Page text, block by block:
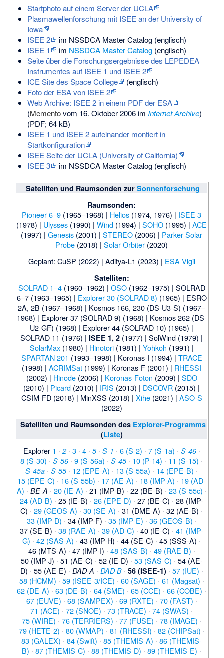
Startphoto auf einem Server der UCLA
Plasmawellenforschung mit ISEE an der University of
Iowa
ISEE 2
im NSSDCA Master Catalog (englisch)
ISEE 1
im NSSDCA Master Catalog(englisch)
Seite über die Forschungsergebnisse des LEPEDEA
Instrumentes auf ISEE 1 und ISEE 2
ICE Site des Space College
(englisch)
Foto der ESA von ISEE 2
Web Archive: ISEE 2 in einem PDF der ESA
(Mementovom 16. Oktober 2006 im Internet Archive)
(PDF; 64 kB)
ISEE 1 und ISEE 2 aufeinander montiert in
Startkonfiguration
ISEE Seite der UCLA (University of California)
ISEE 3
im NSSDCA Master Catalog (englisch)
Satelliten und Raumsonden zur Sonnenforschung
Raumsonden:
Pioneer 6–9 (1965–1968) | Helios (1974, 1976) | ISEE 3
(1978) | Ulysses (1990) |Wind (1994) |SOHO (1995) |ACE
(1997) |Genesis (2001) |STEREO (2006) | Parker Solar
Probe (2018) |Solar Orbiter (2020)
Geplant: CuSP (2022) | Aditya-L1 (2023) | ESA Vigil
Satelliten:
SOLRAD 1–4(1960–1962) | OSO(1962–1975) | SOLRAD
6–7(1963–1965) | Explorer 30 (SOLRAD 8) (1965) | ESRO
2A, 2B (1967–1968) | Kosmos 166, 230 (DS-U3-S) (1967–
1968) | Explorer 37 (SOLRAD 9) (1968) | Kosmos 262 (DS-
U2-GF) (1968) | Explorer 44 (SOLRAD 10) (1965) |
SOLRAD 11 (1976) | ISEE 1, 2 (1977) |SolWind (1979) |
SolarMax(1980) | Hinotori(1981) | Yohkoh (1991) |
SPARTAN 201 (1993–1998) | Koronas-I (1994) | TRACE
(1998) |ACRIMSat (1999) | Koronas-F (2001) | RHESSI
(2002) | Hinode(2006) | Koronas-Foton (2009) | SDO
(2010) | Picard (2010) | IRIS (2013) | DSCOVR (2015) |
CSIM-FD(2018) | MinXSS (2018) | Xihe(2021) | ASO-S
(2022)
Satelliten und Raumsonden des Explorer-Programms
(Liste)
Explorer 1 · 2· 3· 4· 5· S-1 · 6 (S-2) · 7 (S-1a) · S-46·
8 (S-30) ·S-56 ·9 (S-56a) ·S-45· 10 (P-14) · 11 (S-15) ·
S-45a ·S-55· 12 (EPE-A) · 13 (S-55a) · 14 (EPE-B) ·
15 (EPE-C) · 16 (S-55b) · 17 (AE-A) · 18 (IMP-A) · 19 (AD-
A) · BE-A · 20 (IE-A) · 21 (IMP-B) · 22 (BE-B) · 23 (S-55c) ·
24 (AD-B) ·25 (IE-B) ·26 (EPE-D) ·27 (BE-C) ·28 (IMP-
C) ·29 (GEOS-A) ·30 (SE-A) ·31 (DME-A) ·32 (AE-B) ·
33 (IMP-D) · 34 (IMP-F) · 35 (IMP-E) · 36 (GEOS-B) ·
37 (SE-B) ·38 (RAE-A) ·39 (AD-C) ·40 (IE-C) ·41 (IMP-
G) ·42 (SAS-A) ·43 (IMP-H) ·44 (SE-C) ·45 (SSS-A) ·
46 (MTS-A) · 47 (IMP-I) · 48 (SAS-B) · 49 (RAE-B) ·
50 (IMP-J) · 51 (AE-C) · 52 (IE-D) · 53 (SAS-C) · 54 (AE-
D) · 55 (AE-E) · DAD-A · DAD B· 56 (ISEE-1) · 57 (IUE) ·
58 (HCMM) · 59 (ISEE-3/ICE) · 60 (SAGE) · 61 (Magsat) ·
62 (DE-A) ·63 (DE-B) ·64 (SME) ·65 (CCE) ·66 (COBE) ·
67 (EUVE) · 68 (SAMPEX) · 69 (RXTE) · 70 (FAST) ·
71 (ACE) ·72 (SNOE) ·73 (TRACE) ·74 (SWAS) ·
75 (WIRE) · 76 (TERRIERS) · 77 (FUSE) · 78 (IMAGE) ·
79 (HETE-2) · 80 (WMAP) · 81 (RHESSI) · 82 (CHIPSat) ·
83 (GALEX) ·84 (Swift) ·85 (THEMIS-A) ·86 (THEMIS-
B) ·87 (THEMIS-C) ·88 (THEMIS-D) ·89 (THEMIS-E) ·